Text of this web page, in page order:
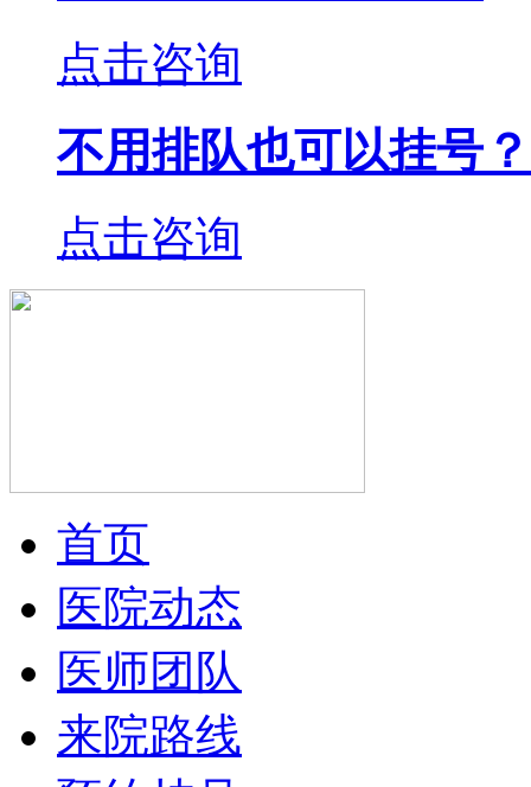
点击咨询
不用排队也可以挂号？
点击咨询
首页
医院动态
医师团队
来院路线